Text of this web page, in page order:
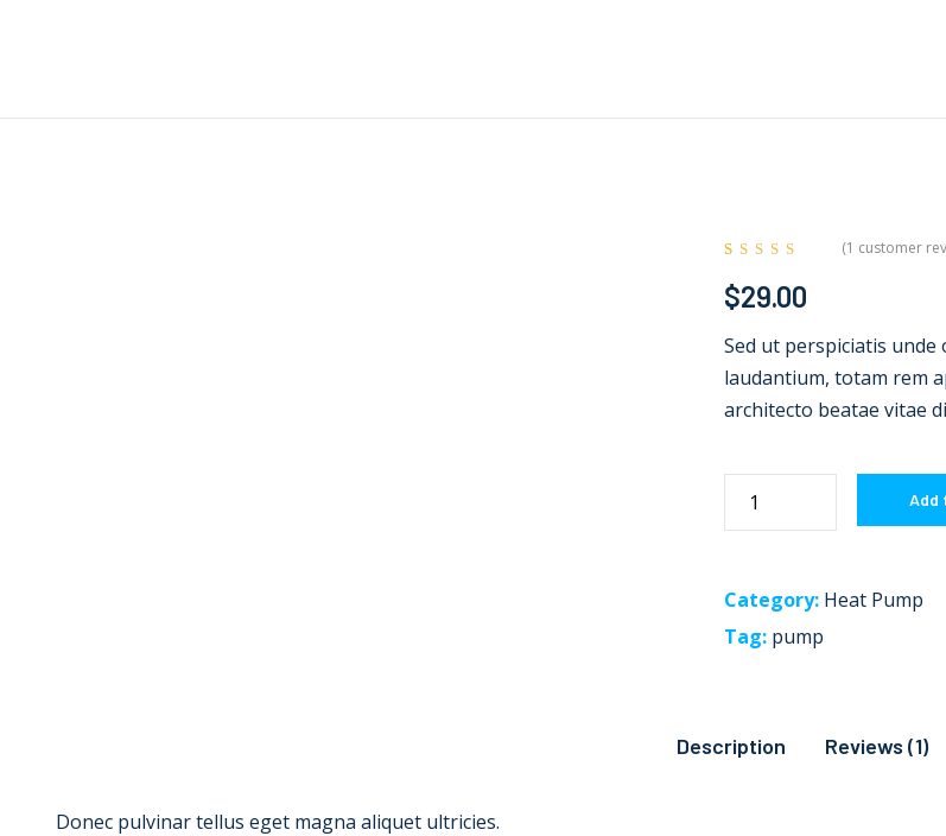
of 5 based on
customer
rating
(1 customer
$29.00
Sed ut perspiciatis
laudantium, totam rem
architecto beatae vitae
Add
Category: Heat Pump
Tag: pump
Description Reviews (1)
Donec pulvinar tellus eget magna aliquet ultricies.